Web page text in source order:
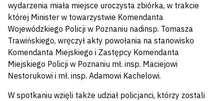
wydarzenia miała miejsce uroczysta zbiórka, w trakcie
której Minister w towarzystwie Komendanta
Wojewódzkiego Policji w Poznaniu nadinsp. Tomasza
Trawińskiego, wręczył akty powołania na stanowisko
Komendanta Miejskiego i Zastępcy Komendanta
Miejskiego Policji w Poznaniu mł. insp. Maciejowi
Nestorukowi i mł. insp. Adamowi Kachelowi.
W spotkaniu wzięli także udział policjanci, którzy zostali